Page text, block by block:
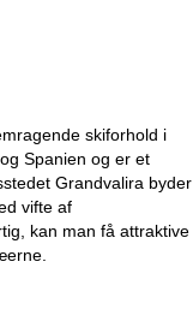
skiforhold i
Spanien og er et
Grandvalira byder
vifte af
kan man få attraktive